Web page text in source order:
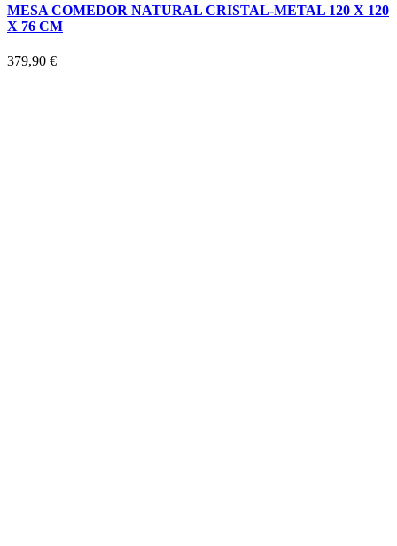
MESA COMEDOR NATURAL CRISTAL-METAL 120 X 120
X 76 CM
379,90 €